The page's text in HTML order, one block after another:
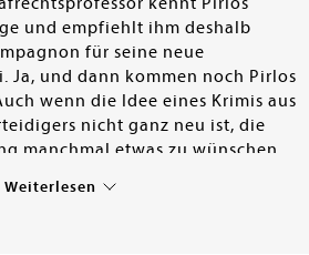
und empfiehlt ihm deshalb
für seine neue
Ja, und dann kommen noch Pirlos
wenn die Idee eines Krimis aus
nicht ganz neu ist, die
manchmal etwas zu wünschen
auf recht unkonventionelle
Weiterlesen